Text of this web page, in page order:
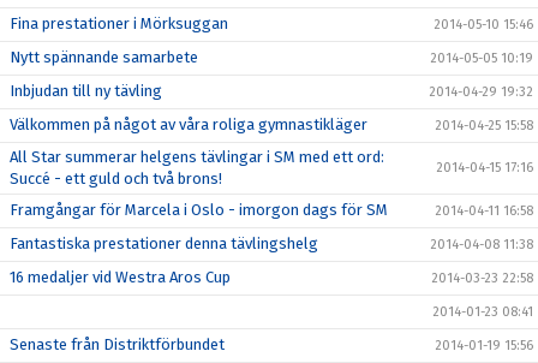
Fina prestationer i Mörksuggan 2014-05-10 15:46
Nytt spännande samarbete 2014-05-05 10:19
Inbjudan till ny tävling 2014-04-29 19:32
Välkommen på något av våra roliga gymnastikläger 2014-04-25 15:58
All Star summerar helgens tävlingar i SM med ett ord:
Succé - ett guld och två brons!
2014-04-15 17:16
Framgångar för Marcela i Oslo - imorgon dags för SM 2014-04-11 16:58
Fantastiska prestationer denna tävlingshelg 2014-04-08 11:38
16 medaljer vid Westra Aros Cup 2014-03-23 22:58
2014-01-23 08:41
Senaste från Distriktförbundet 2014-01-19 15:56